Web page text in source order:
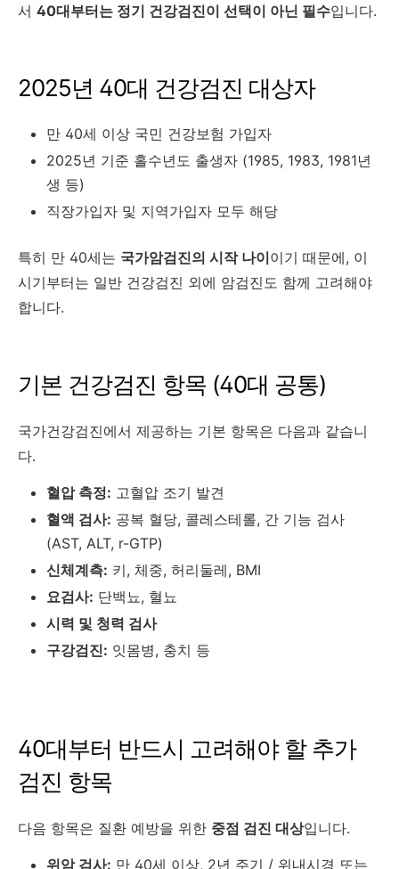
서 40대부터는 정기 건강검진이 선택이 아닌 필수입니다.
2025년 40대 건강검진 대상자
만 40세 이상 국민 건강보험 가입자
2025년 기준 홀수년도 출생자 (1985, 1983, 1981년
생 등)
직장가입자 및 지역가입자 모두 해당
특히 만 40세는 국가암검진의 시작 나이이기 때문에, 이
시기부터는 일반 건강검진 외에 암검진도 함께 고려해야
합니다.
기본 건강검진 항목 (40대 공통)
국가건강검진에서 제공하는 기본 항목은 다음과 같습니
다.
혈압 측정: 고혈압 조기 발견
혈액 검사: 공복 혈당, 콜레스테롤, 간 기능 검사
(AST, ALT, r-GTP)
신체계측: 키, 체중, 허리둘레, BMI
요검사: 단백뇨, 혈뇨
시력 및 청력 검사
구강검진: 잇몸병, 충치 등
40대부터 반드시 고려해야 할 추가
검진 항목
다음 항목은 질환 예방을 위한 중점 검진 대상입니다.
위암 검사: 만 40세 이상, 2년 주기 / 위내시경 또는